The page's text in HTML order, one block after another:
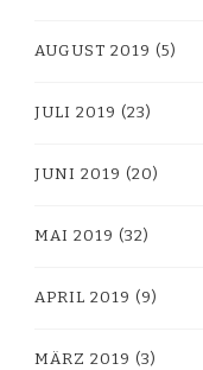
AUGUST 2019 (5)
JULI 2019 (23)
JUNI 2019 (20)
MAI 2019 (32)
APRIL 2019 (9)
MÄRZ 2019 (3)